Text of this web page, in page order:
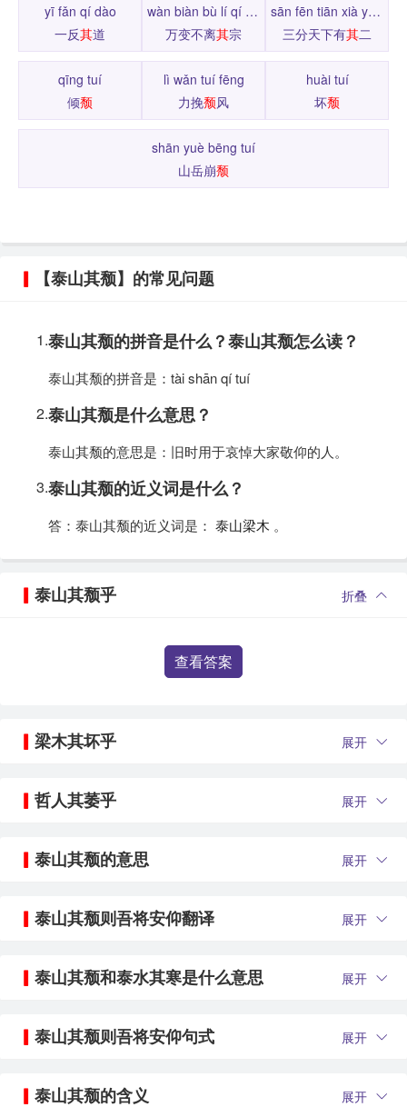
yī fǎn qí dào
一反其道
wàn biàn bù lí qí zōng
万变不离其宗
sān fēn tiān xià yǒu qí èr
三分天下有其二
qīng tuí
倾颓
lì wǎn tuí fēng
力挽颓风
huài tuí
坏颓
shān yuè bēng tuí
山岳崩颓
【泰山其颓】的常见问题
1.泰山其颓的拼音是什么？泰山其颓怎么读？
泰山其颓的拼音是：tài shān qí tuí
2.泰山其颓是什么意思？
泰山其颓的意思是：旧时用于哀悼大家敬仰的人。
3.泰山其颓的近义词是什么？
答：泰山其颓的近义词是： 泰山梁木 。
泰山其颓乎 折叠
查看答案
梁木其坏乎 展开
哲人其萎乎 展开
泰山其颓的意思 展开
泰山其颓则吾将安仰翻译 展开
泰山其颓和泰水其寒是什么意思 展开
泰山其颓则吾将安仰句式 展开
泰山其颓的含义 展开